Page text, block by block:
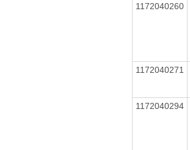
1172040260
1172040271
1172040294